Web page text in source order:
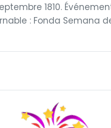
1810.
: Fonda Semana